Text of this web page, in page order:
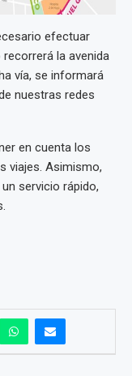
efectuar
la avenida
vía, se informará
nuestras redes
en cuenta los
viajes. Asimismo,
servicio rápido,